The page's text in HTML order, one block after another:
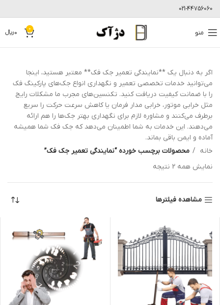
021-44756060
منو 0
0﷼
اگر به دنبال یک **نمایندگی تعمیر جک فک** معتبر هستید، اینجا
می‌توانید خدمات تخصصی تعمیر و نگهداری انواع جک‌های پارکینگ فک
را با ضمانت کیفیت دریافت کنید. تکنسین‌های مجرب ما مشکلات رایج
مثل خرابی موتور، خرابی مدار فرمان یا کاهش سرعت حرکت را سریع
برطرف می‌کنند و مشاوره لازم برای نگهداری بهتر جک‌ها را هم ارائه
می‌دهند. این خدمات به شما اطمینان می‌دهد که جک فک شما همیشه
آماده و ایمن باقی بماند.
خانه
محصولات برچسب خورده “نمایندگی تعمیر جک فک”
نمایش همه 2 نتیجه
مشاهده فیلترها